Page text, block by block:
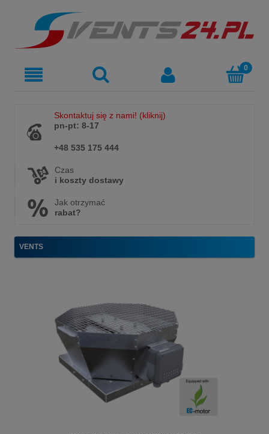
Skontaktuj się z nami! (kliknij)
pn-pt: 8-17
+48 535 175 444
Czas
i koszty dostawy
Jak otrzymać
rabat?
VENTS